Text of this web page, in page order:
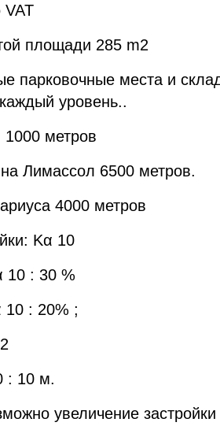
VAT
площади 285 m2
парковочные места и
уровень..
метров
Лимассол 6500 метров.
4000 метров
Κα 10
10 : 30 %
: 20% ;
: 10 м.
увеличение